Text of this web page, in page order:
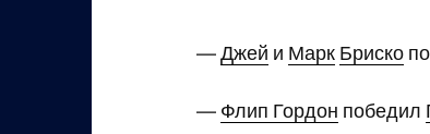
—Джей и Марк Бриско
— Флип Гордон победил